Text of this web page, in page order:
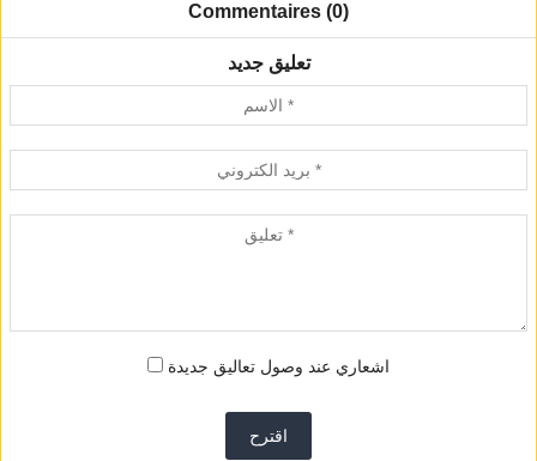
Commentaires (0)
تعليق جديد
اشعاري عند وصول تعاليق جديدة
اقترح